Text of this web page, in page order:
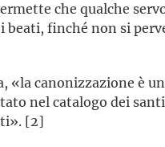
che qualche
beati, finché non si
«la canonizzazione è
nel catalogo dei
[2]